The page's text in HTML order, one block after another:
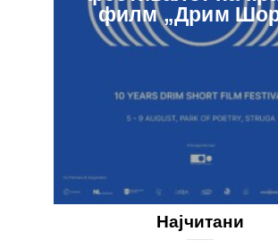
филм „Дрим
Најчитани